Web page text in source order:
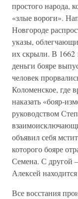
простого народа,
«злые вороги».
Новгороде
указы,
их скрыли. В 1662
деньги бояре
человек
Коломенское, где
наказать «бояр-
руководством
объявил себя
которого бояре
Семена. С другой
Алексей
Все восстания